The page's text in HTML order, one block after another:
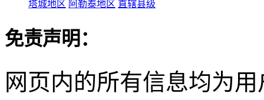
塔城地区 阿勒泰地区 直辖县级
免责声明：
网页内的所有信息均为